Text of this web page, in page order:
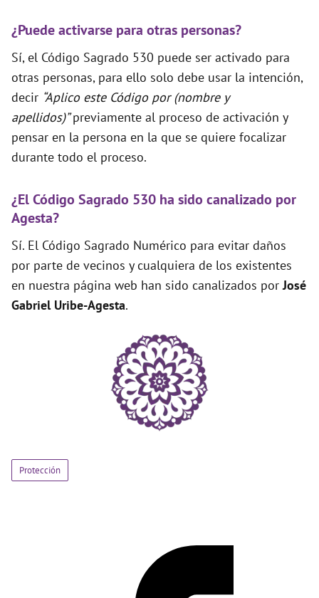
¿Puede activarse para otras personas?
Sí, el Código Sagrado 530 puede ser activado para
otras personas, para ello solo debe usar la intención,
decir “Aplico este Código por (nombre y
apellidos)”previamente al proceso de activación y
pensar en la persona en la que se quiere focalizar
durante todo el proceso.
¿El Código Sagrado 530 ha sido canalizado por
Agesta?
Sí. El Código Sagrado Numérico para evitar daños
por parte de vecinos y cualquiera de los existentes
en nuestra página web han sido canalizados porJosé
Gabriel Uribe-Agesta.
Protección